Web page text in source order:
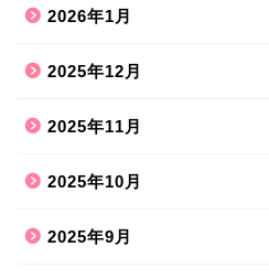
2026年1月
2025年12月
2025年11月
2025年10月
2025年9月